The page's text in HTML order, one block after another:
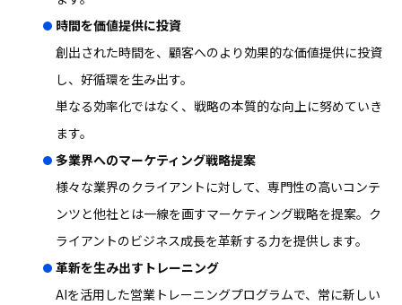
時間を価値提供に投資
創出された時間を、顧客へのより効果的な価値提供に投資
し、好循環を生み出す。
単なる効率化ではなく、戦略の本質的な向上に努めていき
ます。
多業界へのマーケティング戦略提案
様々な業界のクライアントに対して、専門性の高いコンテ
ンツと他社とは一線を画すマーケティング戦略を提案。ク
ライアントのビジネス成長を革新する力を提供します。
革新を生み出すトレーニング
AIを活用した営業トレーニングプログラムで、常に新しい